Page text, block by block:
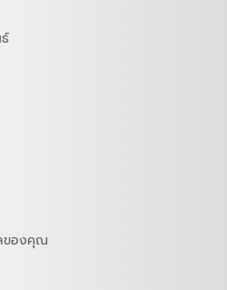
ของคุณ